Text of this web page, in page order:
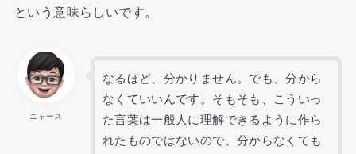
という意味らしいです。
ニャース
なるほど、分かりません。でも、分から
なくていいんです。そもそも、こういっ
た言葉は一般人に理解できるように作ら
れたものではないので、分からなくても